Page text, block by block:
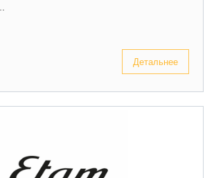
Детальнее